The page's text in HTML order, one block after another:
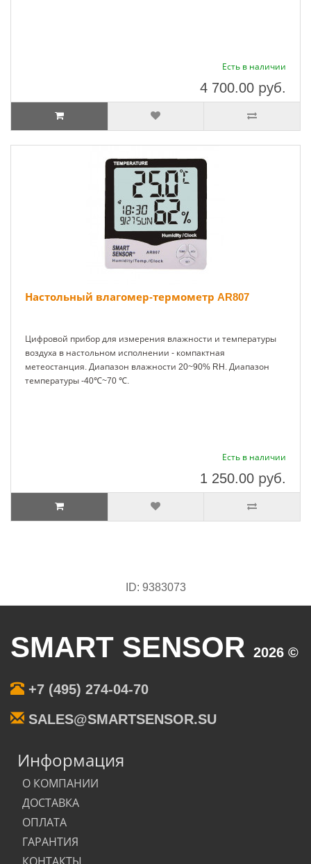
Есть в наличии
4 700.00 руб.
Настольный влагомер-термометр AR807
Цифровой прибор для измерения влажности и температуры
воздуха в настольном исполнении - компактная
метеостанция. Диапазон влажности 20~90% RH. Диапазон
температуры -40℃~70 ℃.
Есть в наличии
1 250.00 руб.
ID: 9383073
SMART SENSOR 2026 ©
+7 (495) 274-04-70
SALES@SMARTSENSOR.SU
Информация
О КОМПАНИИ
ДОСТАВКА
ОПЛАТА
ГАРАНТИЯ
КОНТАКТЫ